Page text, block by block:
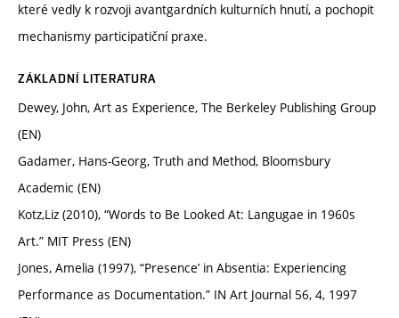
které vedly k rozvoji avantgardních kulturních hnutí, a pochopit
mechanismy participatiční praxe.
ZÁKLADNÍ LITERATURA
Dewey, John, Art as Experience, The Berkeley Publishing Group
(EN)
Gadamer, Hans-Georg, Truth and Method, Bloomsbury
Academic (EN)
Kotz,Liz (2010), “Words to Be Looked At: Langugae in 1960s
Art.” MIT Press (EN)
Jones, Amelia (1997), “Presence’ in Absentia: Experiencing
Performance as Documentation.” IN Art Journal 56, 4, 1997